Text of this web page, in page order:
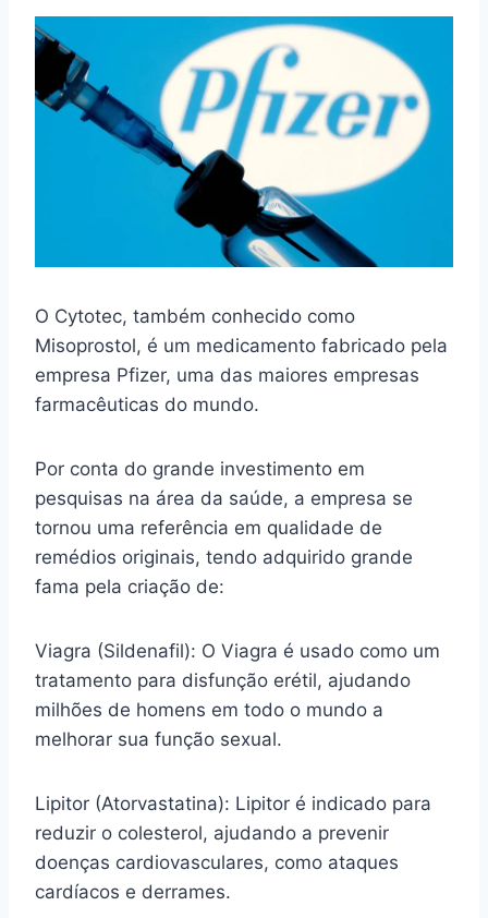
O Cytotec, também conhecido como
Misoprostol, é um medicamento fabricado pela
empresa Pfizer, uma das maiores empresas
farmacêuticas do mundo.
Por conta do grande investimento em
pesquisas na área da saúde, a empresa se
tornou uma referência em qualidade de
remédios originais, tendo adquirido grande
fama pela criação de:
Viagra (Sildenafil): O Viagra é usado como um
tratamento para disfunção erétil, ajudando
milhões de homens em todo o mundo a
melhorar sua função sexual.
Lipitor (Atorvastatina): Lipitor é indicado para
reduzir o colesterol, ajudando a prevenir
doenças cardiovasculares, como ataques
cardíacos e derrames.